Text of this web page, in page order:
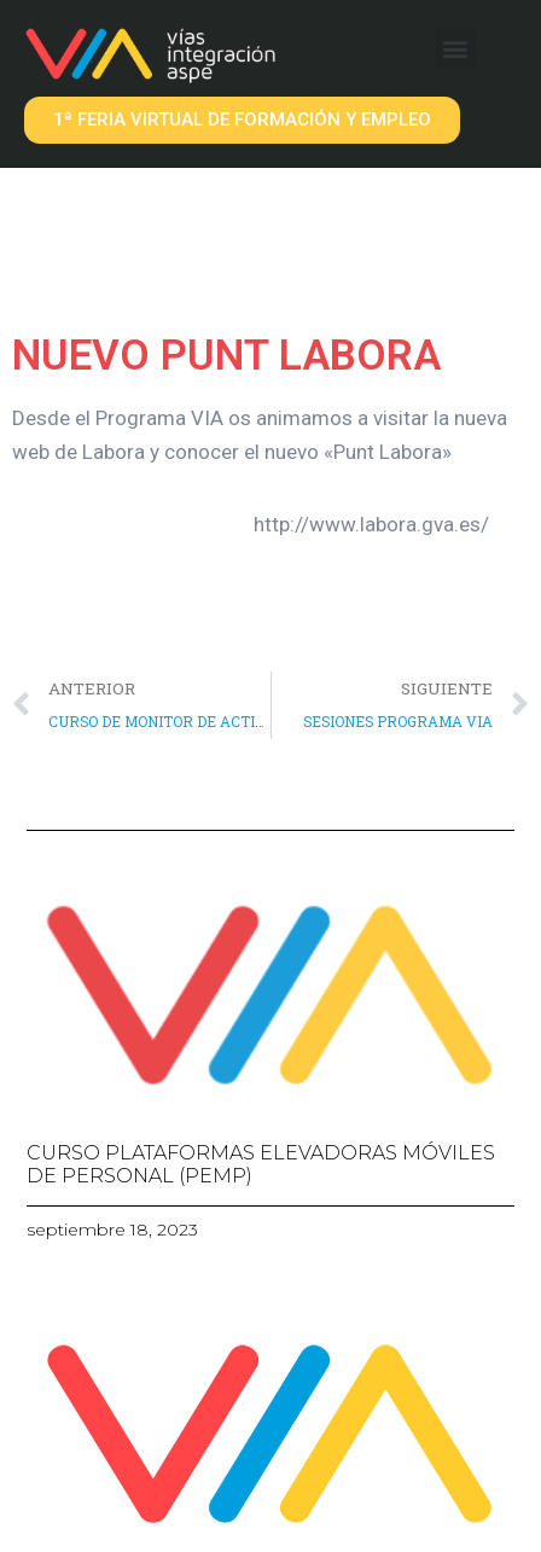
1ª FERIA VIRTUAL DE FORMACIÓN Y EMPLEO
NUEVO PUNT LABORA
Desde el Programa VIA os animamos a visitar la nueva
web de Labora y conocer el nuevo «Punt Labora»
http://www.labora.gva.es/
ANTERIOR
CURSO DE MONITOR DE ACTIVIDADES DE TIEMPO LIBRE EDUCATIVO INFANTIL Y JUVENIL
SIGUIENTE
SESIONES PROGRAMA VIA
CURSO PLATAFORMAS ELEVADORAS MÓVILES
DE PERSONAL (PEMP)
septiembre 18, 2023